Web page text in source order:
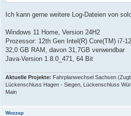
Ich kann gerne weitere Log-Dateien von
Windows 11 Home, Version 24H2
Prozessor: 12th Gen Intel(R) Core(TM) i7-
32,0 GB RAM, davon 31,7GB verwendbar
Java-Version 1.8.0_471, 64 Bit
Aktuelle Projekte: Fahrplanwechsel Sachsen
Lückenschluss Hagen - Siegen, Lückenschluss
Main
Wozzap